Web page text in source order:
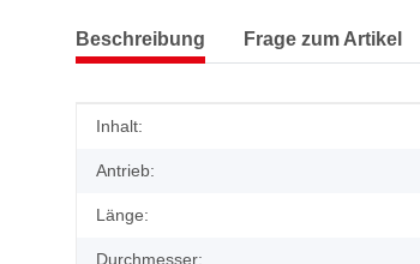
Beschreibung Frage zum Artikel
Produkteigenschaft
Wert
Inhalt:
Antrieb:
Länge:
Durchmesser: